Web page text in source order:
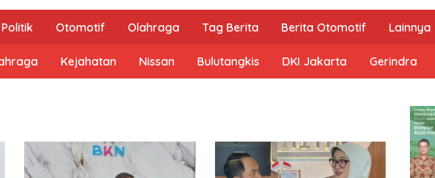
Politik Otomotif Olahraga Tag Berita Berita Otomotif Lainnya
Kejahatan Nissan Bulutangkis DKI Jakarta Gerindra